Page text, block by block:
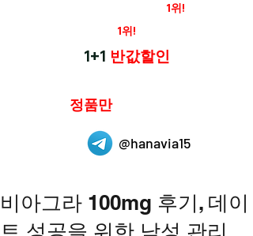
1위!
1위!
1+1 반값할인
정품만
@hanavia15
비아그라 100mg 후기, 데이
트 성공을 위한 남성 관리